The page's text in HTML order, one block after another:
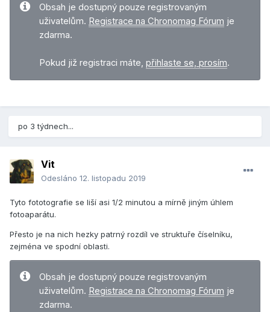
Obsah je dostupný pouze registrovaným
uživatelům. Registrace na Chronomag Fórum je
zdarma.
Pokud již registraci máte, přihlaste se, prosím.
po 3 týdnech...
Vit
Odesláno 12. listopadu 2019
Tyto fototografie se liší asi 1/2 minutou a mírně jiným úhlem
fotoaparátu.
Přesto je na nich hezky patrný rozdíl ve struktuře číselníku,
zejména ve spodní oblasti.
Obsah je dostupný pouze registrovaným
uživatelům. Registrace na Chronomag Fórum je
zdarma.